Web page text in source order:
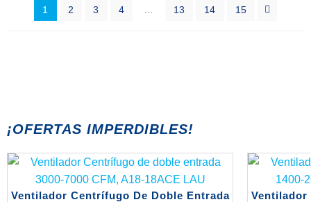
1 2 3 4 … 13 14 15
¡OFERTAS IMPERDIBLES!
Ventilador Centrífugo De Doble Entrada
Ventilador